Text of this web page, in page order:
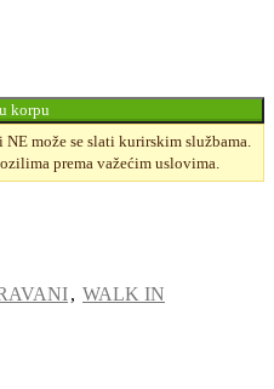
korpu
može se slati kurirskim službama.
prema važećim uslovima.
, WALK IN